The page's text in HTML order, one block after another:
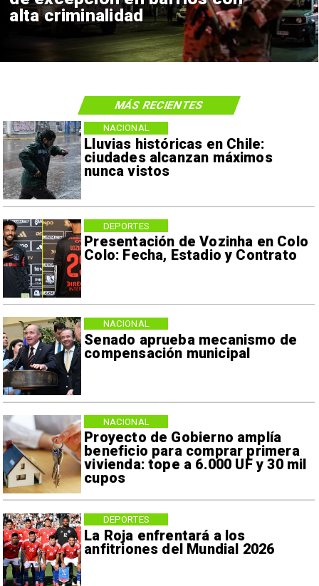
alta criminalidad
Lluvias históricas en Chile:
ciudades alcanzan máximos
nunca vistos
NACIONAL
Presentación de Vozinha en Colo
Colo: Fecha, Estadio y Contrato
DEPORTES
Senado aprueba mecanismo de
compensación municipal
NACIONAL
Proyecto de Gobierno amplía
beneficio para comprar primera
vivienda: tope a 6.000 UF y 30 mil
cupos
NACIONAL
La Roja enfrentará a los
anfitriones del Mundial 2026
DEPORTES
MÁS RECIENTES